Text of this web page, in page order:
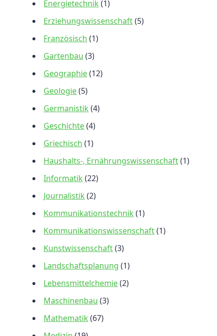
Energietechnik (1)
Erziehungswissenschaft(5)
Französisch (1)
Gartenbau (3)
Geographie(12)
Geologie(5)
Germanistik (4)
Geschichte(4)
Griechisch (1)
Haushalts-, Ernährungswissenschaft(1)
Informatik (22)
Journalistik (2)
Kommunikationstechnik (1)
Kommunikationswissenschaft(1)
Kunstwissenschaft(3)
Landschaftsplanung (1)
Lebensmittelchemie(2)
Maschinenbau (3)
Mathematik (67)